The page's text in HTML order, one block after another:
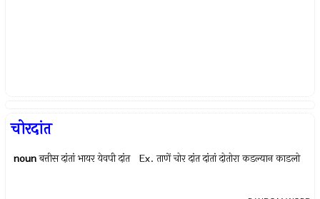
चोरदांत
noun बत्तीस दांतां भायर येवपी दांत Ex.ताणें चोर दांत दांतां दोतोरा कडल्यान काडलो